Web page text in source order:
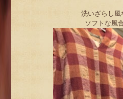
洗いざらし風
ソフトな風